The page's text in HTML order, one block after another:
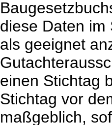
diese Daten im
als geeignet
einen Stichtag
Stichtag vor
maßgeblich,